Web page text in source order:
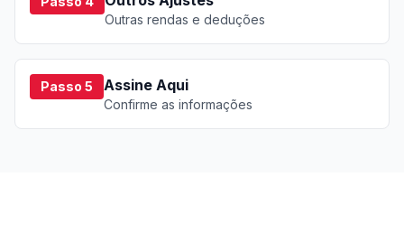
Outras rendas e deduções
Passo 5 Assine Aqui
Confirme as informações